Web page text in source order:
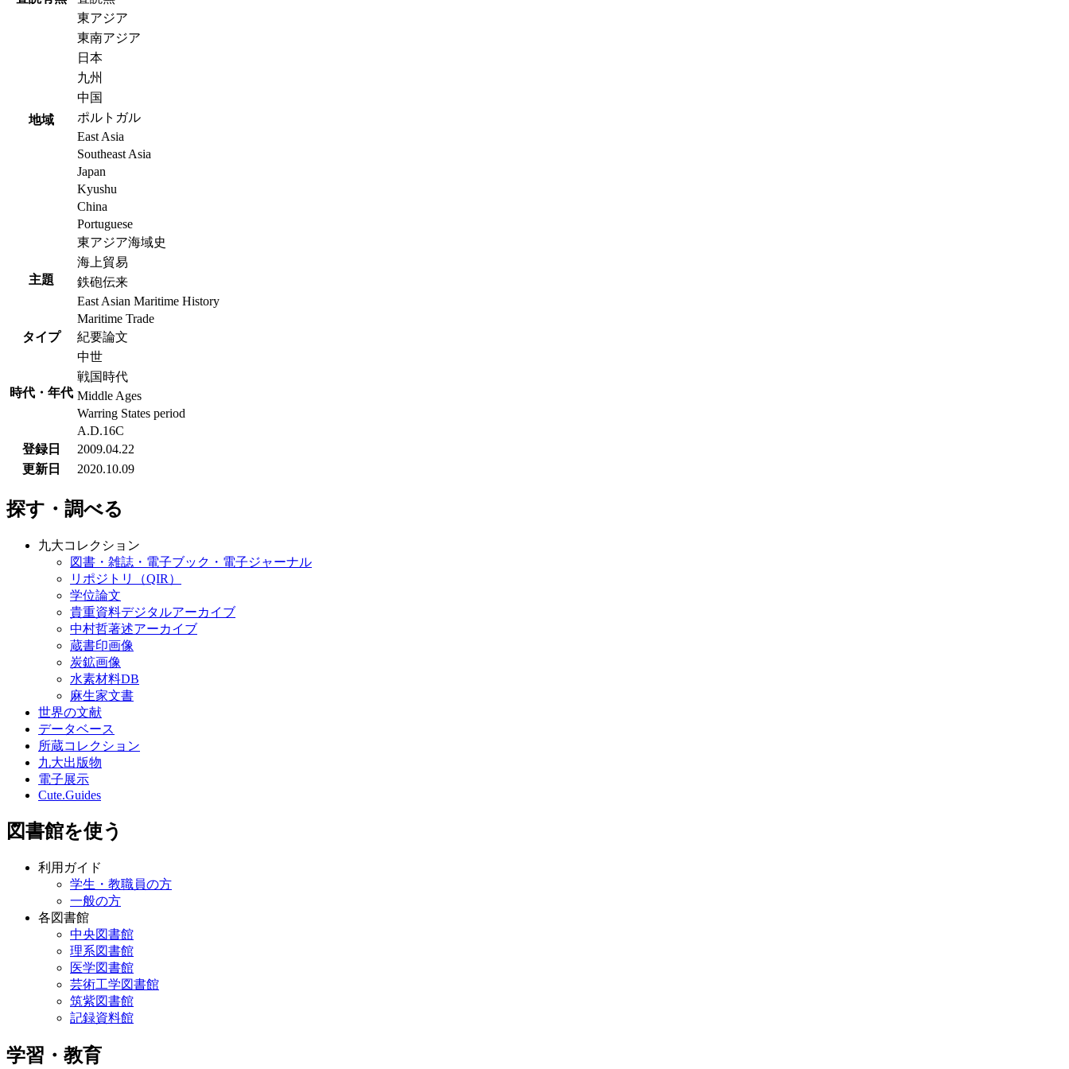
地域
東アジア
東南アジア
日本
九州
中国
ポルトガル
East Asia
Southeast Asia
Japan
Kyushu
China
Portuguese
主題
東アジア海域史
海上貿易
鉄砲伝来
East Asian Maritime History
Maritime Trade
タイプ
紀要論文
時代・年代
中世
戦国時代
Middle Ages
Warring States period
A.D.16C
登録日
2009.04.22
更新日
2020.10.09
探す・調べる
九大コレクション
図書・雑誌・電子ブック・電子ジャーナル
リポジトリ（QIR）
学位論文
貴重資料デジタルアーカイブ
中村哲著述アーカイブ
蔵書印画像
炭鉱画像
水素材料DB
麻生家文書
世界の文献
データベース
所蔵コレクション
九大出版物
電子展示
Cute.Guides
図書館を使う
利用ガイド
学生・教職員の方
一般の方
各図書館
中央図書館
理系図書館
医学図書館
芸術工学図書館
筑紫図書館
記録資料館
学習・教育